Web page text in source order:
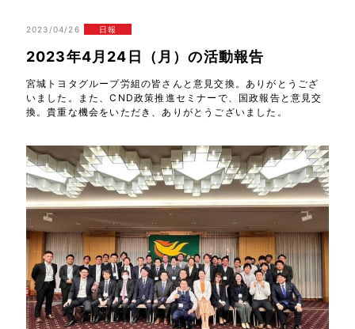
2023/04/26 日報
2023年4月24日（月）の活動報告
宮城トヨタグループ労組の皆さんと意見交換。ありがとうござ
いました。また、CND政策推進セミナーで、国政報告と意見交
換。貴重な機会をいただき、ありがとうございました。